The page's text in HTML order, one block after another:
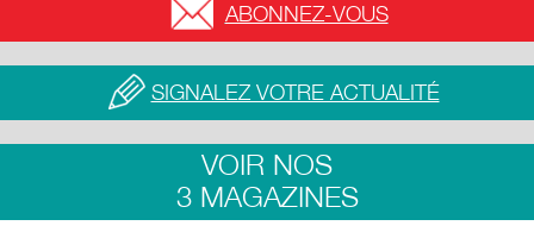
ABONNEZ-VOUS
SIGNALEZ VOTRE ACTUALITÉ
VOIR NOS
3 MAGAZINES